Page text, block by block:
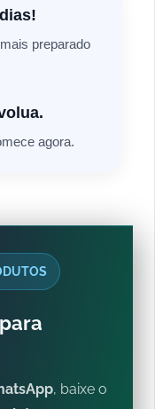
preparado
agora.
, baixe o